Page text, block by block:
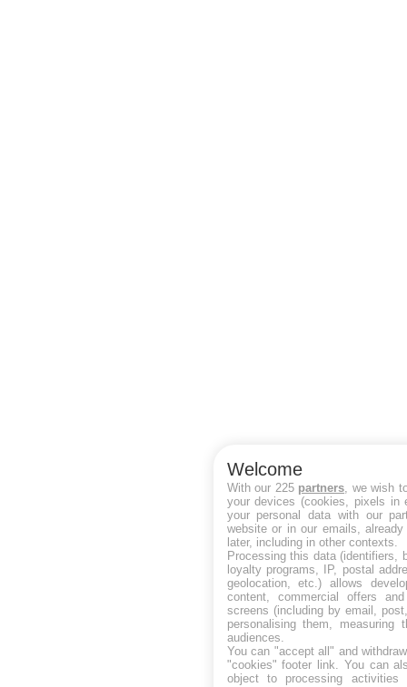
Welcome
With our 225 partners , we wish
your devices (cookies, pixels in
your personal data with our
website or in our emails,
later, including in other contexts.
Processing this data (identifiers,
loyalty programs, IP, postal
geolocation, etc.) allows
content, commercial offers
screens (including by email,
personalising them, measuring
audiences.
You can "accept all" and
"cookies" footer link . You can
object to processing